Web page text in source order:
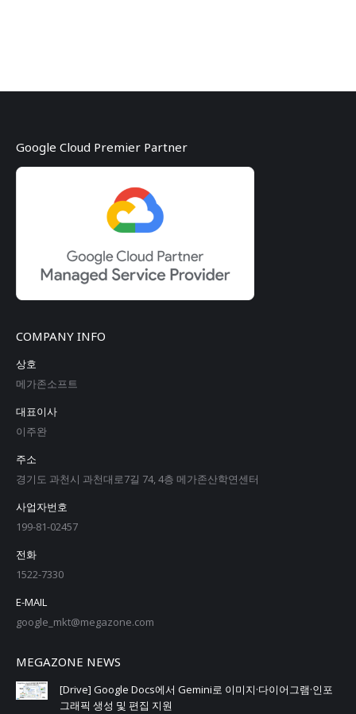
Google Cloud Premier Partner
COMPANY INFO
상호
메가존소프트
대표이사
이주완
주소
경기도 과천시 과천대로7길 74, 4층 메가존산학연센터
사업자번호
199-81-02457
전화
1522-7330
E-MAIL
google_mkt@megazone.com
MEGAZONE NEWS
[Drive] Google Docs에서 Gemini로 이미지·다이어그램·인포
그래픽 생성 및 편집 지원